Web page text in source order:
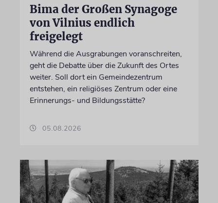
Bima der Großen Synagoge
von Vilnius endlich
freigelegt
Während die Ausgrabungen voranschreiten,
geht die Debatte über die Zukunft des Ortes
weiter. Soll dort ein Gemeindezentrum
entstehen, ein religiöses Zentrum oder eine
Erinnerungs- und Bildungsstätte?
05.08.2026